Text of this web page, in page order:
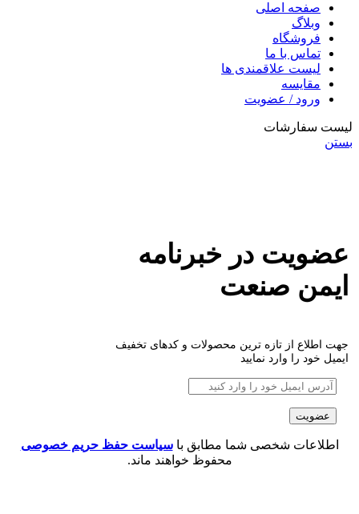
صفحه اصلی
وبلاگ
فروشگاه
تماس با ما
لیست علاقمندی ها
مقایسه
ورود / عضویت
لیست سفارشات
بستن
عضویت در خبرنامه
ایمن صنعت
جهت اطلاع از تازه ترین محصولات و کدهای تخفیف
ایمیل خود را وارد نمایید
اطلاعات شخصی شما مطابق باسیاست حفظ حریم خصوصی
محفوظ خواهند ماند.